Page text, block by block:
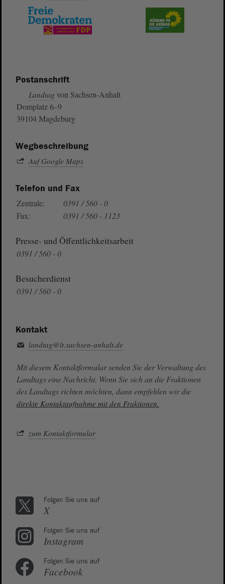
Postanschrift
Landtag von Sachsen-Anhalt
Domplatz 6–9
39104 Magdeburg
Wegbeschreibung
Auf Google Maps
Telefon und Fax
Zentrale:
0391 / 560 - 0
Fax:
0391 / 560 - 1123
Presse- und Öffentlichkeitsarbeit
0391 / 560 - 0
Besucherdienst
0391 / 560 - 0
Kontakt
landtag@lt.sachsen-anhalt.de
Mit diesem Kontaktformular senden Sie der Verwaltung des
Landtags eine Nachricht. Wenn Sie sich an die Fraktionen
des Landtags richten möchten, dann empfehlen wir die
direkte Kontaktaufnahme mit den Fraktionen.
zum Kontaktformular
Folgen Sie uns auf
X
Folgen Sie uns auf
Instagram
Folgen Sie uns auf
Facebook